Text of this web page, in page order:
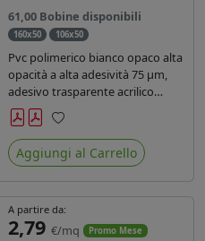
61,00 Bobine disponibili
160x50 106x50
Pvc polimerico bianco opaco alta
opacità a alta adesività 75 µm,
adesivo trasparente acrilico
hotmelt permanente, durata 5-7
anni liner 140gr PE su entrambi
lati. Dotato di certificato ignifugo
Bs1d0.
Preferiti
Aggiungi al Carrello
A partire da:
2,79 €/mq Promo Mese